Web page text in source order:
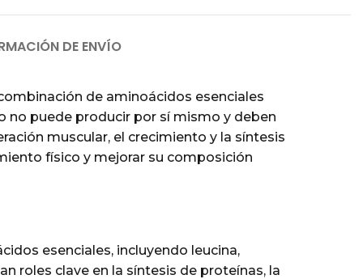
DE ENVÍO
de aminoácidos esenciales
no puede producir por sí mismo y deben
muscular, el crecimiento y la síntesis
físico y mejorar su composición
esenciales, incluyendo leucina,
roles clave en la síntesis de proteínas, la